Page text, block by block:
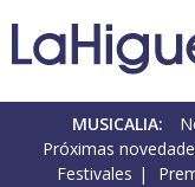
MUSICALIA:
Próximas
Festivales